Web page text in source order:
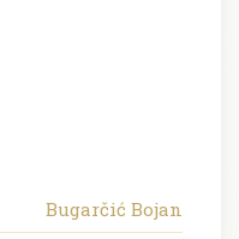
Bugarčić Bojan